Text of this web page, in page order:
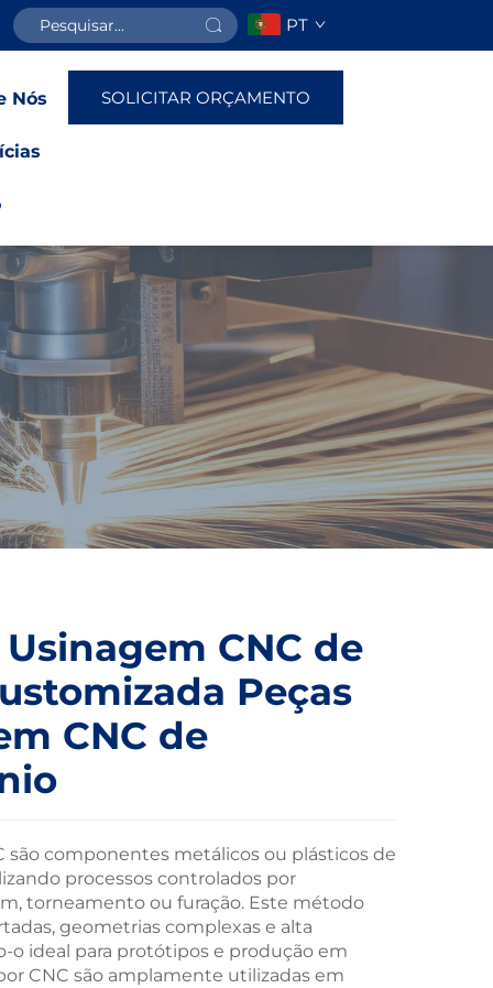
PT
Nós SOLICITAR ORÇAMENTO
CNC de
Peças
CNC de
são componentes metálicos ou plásticos de
processos controlados por
torneamento ou furação. Este método
geometrias complexas e alta
o ideal para protótipos e produção em
CNC são amplamente utilizadas em